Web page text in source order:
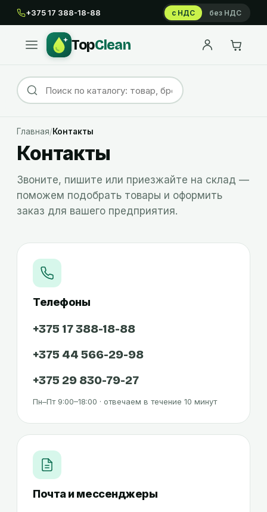
+375 17 388-18-88 с НДС без НДС
TopClean
Главная/Контакты
Контакты
Звоните, пишите или приезжайте на склад —
поможем подобрать товары и оформить
заказ для вашего предприятия.
Телефоны
+375 17 388-18-88
+375 44 566-29-98
+375 29 830-79-27
Пн–Пт 9:00–18:00 · отвечаем в течение 10 минут
Почта и мессенджеры